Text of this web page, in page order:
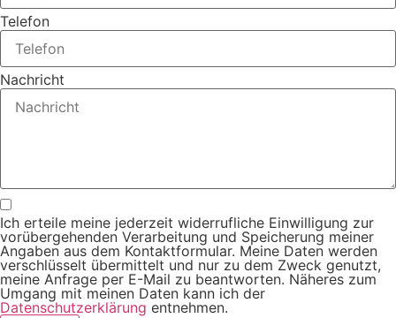
Telefon
Nachricht
Ich erteile meine jederzeit widerrufliche Einwilligung zur
vorübergehenden Verarbeitung und Speicherung meiner
Angaben aus dem Kontaktformular. Meine Daten werden
verschlüsselt übermittelt und nur zu dem Zweck genutzt,
meine Anfrage per E-Mail zu beantworten. Näheres zum
Umgang mit meinen Daten kann ich der
Datenschutzerklärung entnehmen.